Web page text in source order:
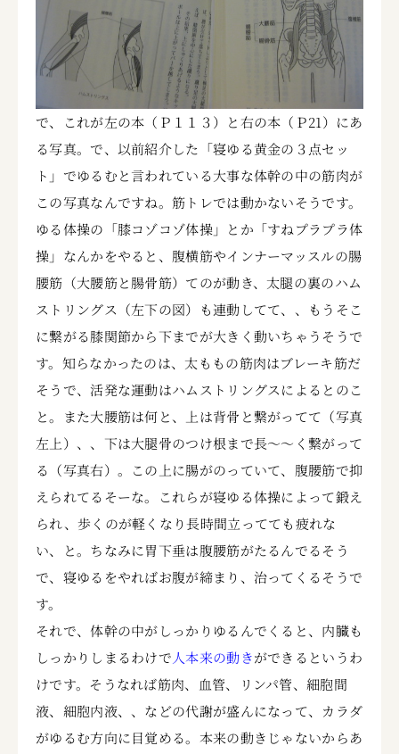
で、これが左の本（Ｐ１１３）と右の本（Ｐ21）にあ
る写真。で、以前紹介した「寝ゆる黄金の３点セッ
ト」でゆるむと言われている大事な体幹の中の筋肉が
この写真なんですね。筋トレでは動かないそうです。
ゆる体操の「膝コゾコゾ体操」とか「すねプラプラ体
操」なんかをやると、腹横筋やインナーマッスルの腸
腰筋（大腰筋と腸骨筋）てのが動き、太腿の裏のハム
ストリングス（左下の図）も連動してて、、もうそこ
に繋がる膝関節から下までが大きく動いちゃうそうで
す。知らなかったのは、太ももの筋肉はブレーキ筋だ
そうで、活発な運動はハムストリングスによるとのこ
と。また大腰筋は何と、上は背骨と繋がってて（写真
左上）、、下は大腿骨のつけ根まで長～～く繋がって
る（写真右）。この上に腸がのっていて、腹腰筋で抑
えられてるそーな。これらが寝ゆる体操によって鍛え
られ、歩くのが軽くなり長時間立ってても疲れな
い、と。ちなみに胃下垂は腹腰筋がたるんでるそう
で、寝ゆるをやればお腹が締まり、治ってくるそうで
す。
それで、体幹の中がしっかりゆるんでくると、内臓も
しっかりしまるわけで人本来の動きができるというわ
けです。そうなれば筋肉、血管、リンパ管、細胞間
液、細胞内液、、などの代謝が盛んになって、カラダ
がゆるむ方向に目覚める。本来の動きじゃないからあ